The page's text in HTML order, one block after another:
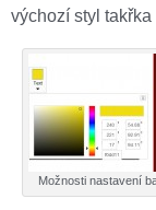
výchozí styl
Možnosti nastavení